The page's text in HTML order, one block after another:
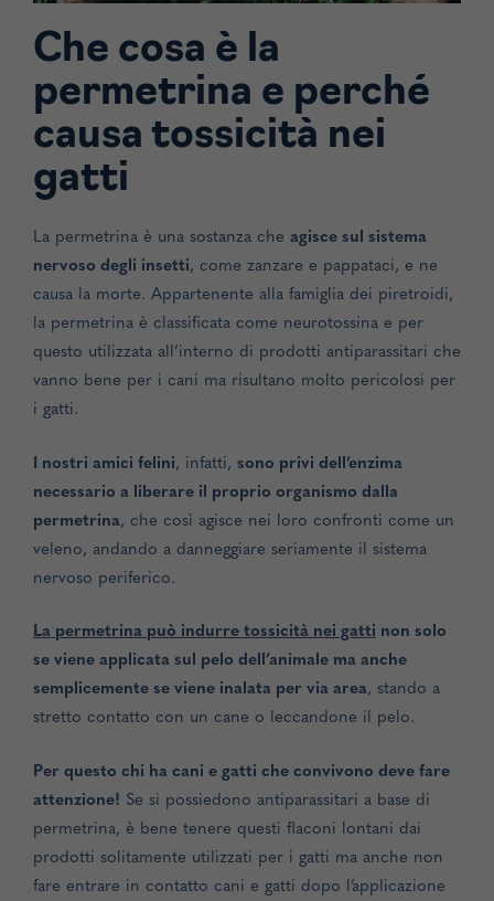
Che cosa è la
permetrina e perché
causa tossicità nei
gatti
La permetrina è una sostanza che agisce sul sistema
nervoso degli insetti, come zanzare e pappataci, e ne
causa la morte. Appartenente alla famiglia dei piretroidi,
la permetrina è classificata come neurotossina e per
questo utilizzata all’interno di prodotti antiparassitari che
vanno bene per i cani ma risultano molto pericolosi per
i gatti.
I nostri amici felini, infatti, sono privi dell’enzima
necessario a liberare il proprio organismo dalla
permetrina, che così agisce nei loro confronti come un
veleno, andando a danneggiare seriamente il sistema
nervoso periferico.
La permetrina può indurre tossicità nei gatti non solo
se viene applicata sul pelo dell’animale ma anche
semplicemente se viene inalata per via area, stando a
stretto contatto con un cane o leccandone il pelo.
Per questo chi ha cani e gatti che convivono deve fare
attenzione! Se si possiedono antiparassitari a base di
permetrina, è bene tenere questi flaconi lontani dai
prodotti solitamente utilizzati per i gatti ma anche non
fare entrare in contatto cani e gatti dopo l’applicazione